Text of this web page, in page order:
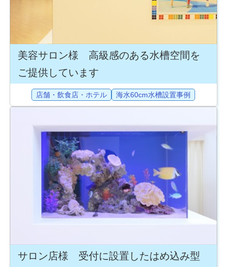
美容サロン様 高級感のある水槽空間を
ご提供しています
店舗・飲食店・ホテル 海水60cm水槽設置事例
サロン店様 受付に設置したはめ込み型